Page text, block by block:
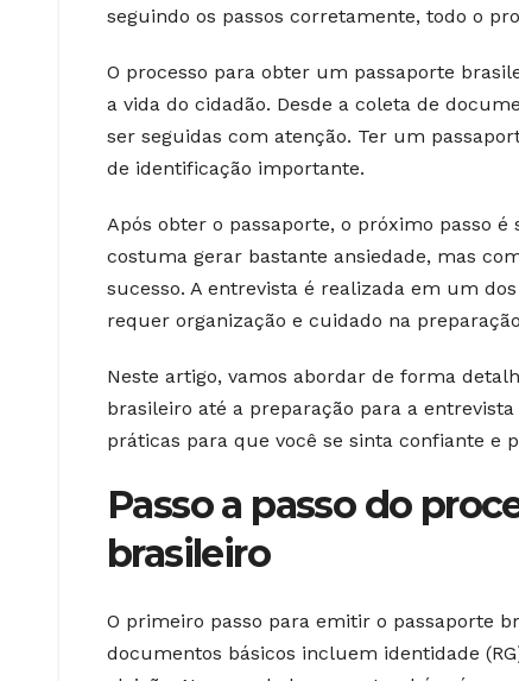
seguindo os passos corretamente, todo o
O processo para obter um passaporte
a vida do cidadão. Desde a coleta de
ser seguidas com atenção. Ter um
de identificação importante.
Após obter o passaporte, o próximo passo
costuma gerar bastante ansiedade, mas
sucesso. A entrevista é realizada em um
requer organização e cuidado na
Neste artigo, vamos abordar de forma
brasileiro até a preparação para a
práticas para que você se sinta confiante e
Passo a passo do
brasileiro
O primeiro passo para emitir o passaporte
documentos básicos incluem identidade